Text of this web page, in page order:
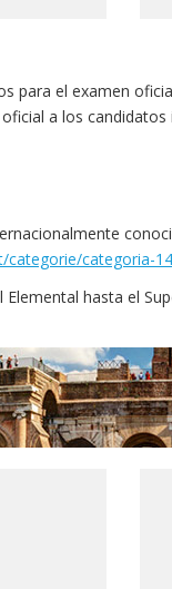
para el examen
a los candidatos
categorie/categoria-14
hasta el